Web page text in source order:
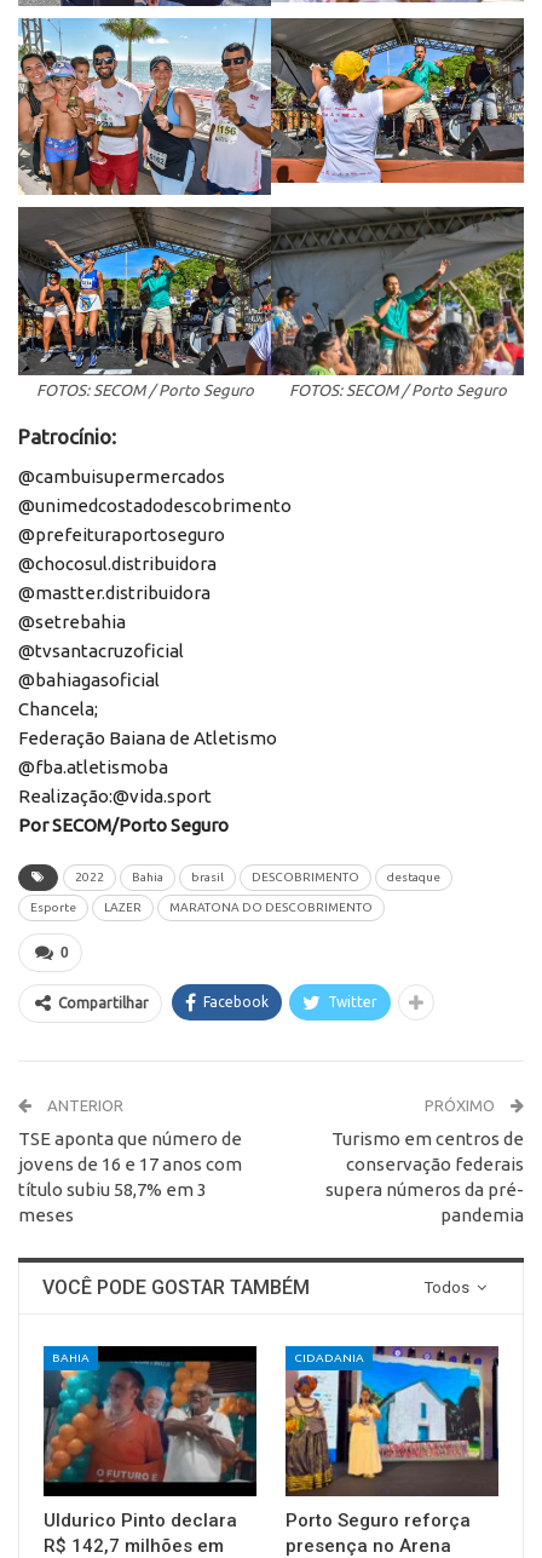
FOTOS: SECOM / Porto Seguro FOTOS: SECOM / Porto Seguro
Patrocínio:
@cambuisupermercados
@unimedcostadodescobrimento
@prefeituraportoseguro
@chocosul.distribuidora
@mastter.distribuidora
@setrebahia
@tvsantacruzoficial
@bahiagasoficial
Chancela;
Federação Baiana de Atletismo
@fba.atletismoba
Realização:@vida.sport
Por SECOM/Porto Seguro
2022 Bahia brasil DESCOBRIMENTO destaque
Esporte LAZER MARATONA DO DESCOBRIMENTO
0
Compartilhar Facebook Twitter
ANTERIOR
TSE aponta que número de
jovens de 16 e 17 anos com
título subiu 58,7% em 3
meses
PRÓXIMO
Turismo em centros de
conservação federais
supera números da pré-
pandemia
Todos
VOCÊ PODE GOSTAR TAMBÉM
BAHIA
Uldurico Pinto declara
R$ 142,7 milhões em
CIDADANIA
Porto Seguro reforça
presença no Arena